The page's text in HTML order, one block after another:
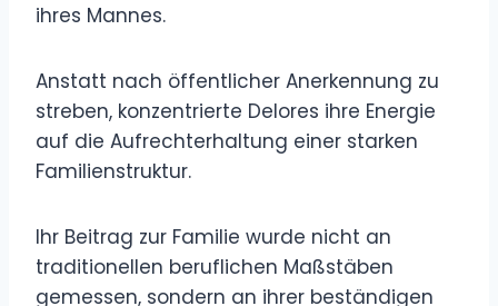
ihres Mannes.
Anstatt nach öffentlicher Anerkennung zu
streben, konzentrierte Delores ihre Energie
auf die Aufrechterhaltung einer starken
Familienstruktur.
Ihr Beitrag zur Familie wurde nicht an
traditionellen beruflichen Maßstäben
gemessen, sondern an ihrer beständigen